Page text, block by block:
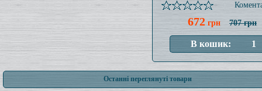
672 грн 707 грн
Останні переглянуті товари